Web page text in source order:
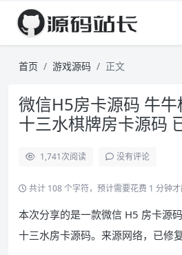
首页 游戏源码 正文
微信H5房卡源码 牛
十三水棋牌房卡源码
1,741次阅读 没有评论
共计 108 个字符，预计需要花费 1 分钟才
本次分享的是一款微信 H5 房卡源
十三水房卡源码。来源网络，已修复